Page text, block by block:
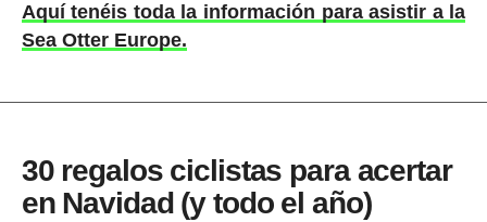
Aquí tenéis toda la información para asistir a la
Sea Otter Europe.
30 regalos ciclistas para acertar
en Navidad (y todo el año)